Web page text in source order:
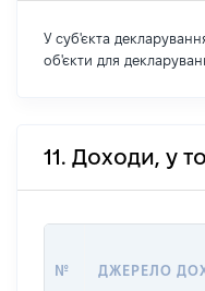
У суб'єкта
об'єкти для
11. Доходи, у
№ ДЖЕРЕЛО